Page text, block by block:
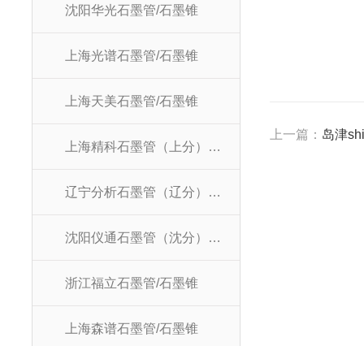
沈阳华光石墨管/石墨锥
上海光谱石墨管/石墨锥
上海天美石墨管/石墨锥
上海精科石墨管（上分）/石墨锥
辽宁分析石墨管（辽分）/石墨锥
沈阳仪通石墨管（沈分）/石墨锥
浙江福立石墨管/石墨锥
上海森谱石墨管/石墨锥
上一篇： 岛津